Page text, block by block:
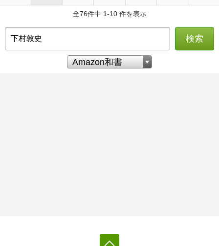
全76件中 1-10 件を表示
検索